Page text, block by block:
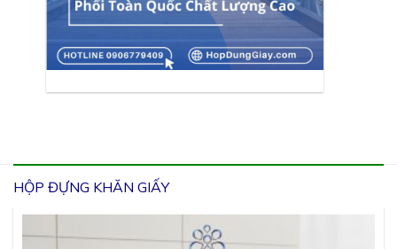
HỘP ĐỰNG KHĂN GIẤY